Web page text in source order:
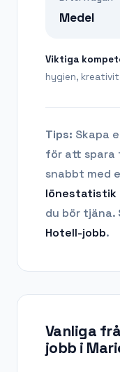
Medel
Viktiga
hygien,
Tips: Skapa
för att spara
snabbt med
lönestatistik
du bör tjäna.
Hotell-jobb.
Vanliga
jobb i